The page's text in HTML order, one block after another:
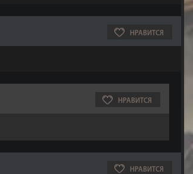
НРАВИТСЯ
НРАВИТСЯ
НРАВИТСЯ